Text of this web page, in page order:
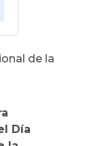
de la
Día